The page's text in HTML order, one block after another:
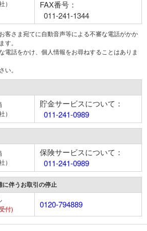
）
FAX番号：
011-241-1344
客さま宛てに自動音声等による不審な電話がかか
。
電話をかけ、個人情報をお尋ねすることはありま
い。
）
貯金サービスについて：
011-241-0989
）
保険サービスについて：
011-241-0989
伴うお取引の停止
付)
0120-794889